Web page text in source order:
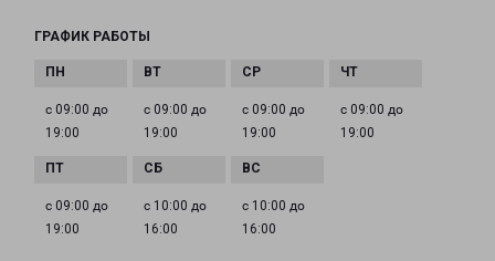
ГРАФИК РАБОТЫ
с 09:00 до
19:00
с 09:00 до
19:00
с 09:00 до
19:00
с 09:00 до
19:00
с 09:00 до
19:00
с 10:00 до
16:00
с 10:00 до
16:00